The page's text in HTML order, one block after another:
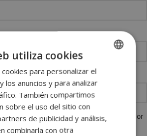
correo electrónico y web en este navegador
comente.
SPANISH
ENGLISH
GERMAN
utiliza cookies
para personalizar el
los anuncios y para analizar
También compartimos
sobre el uso del sitio con
de publicidad y análisis,
combinarla con otra